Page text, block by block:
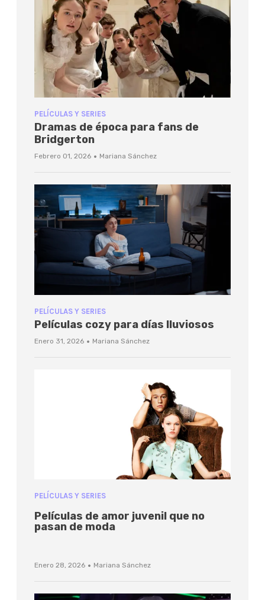
PELÍCULAS Y SERIES
Dramas de época para fans de
Bridgerton
Febrero 01, 2026 · Mariana Sánchez
PELÍCULAS Y SERIES
Películas cozy para días lluviosos
Enero 31, 2026 · Mariana Sánchez
PELÍCULAS Y SERIES
Películas de amor juvenil que no
pasan de moda
Enero 28, 2026 · Mariana Sánchez